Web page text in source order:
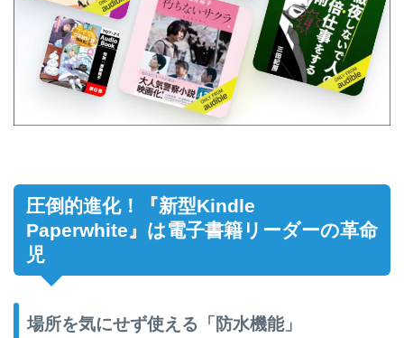
圧倒的進化！『新型Kindle
Paperwhite』は電子書籍リーダーの革命
児
場所を気にせず使える「防水機能」